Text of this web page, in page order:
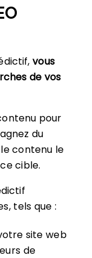
vous
de vos
pour
du
contenu le
cible.
tels que :
site web
de